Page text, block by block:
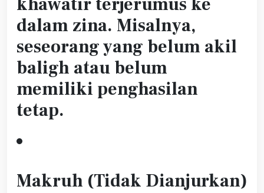
dalam zina. Misalnya,
seseorang yang belum akil
baligh atau belum
memiliki penghasilan
tetap.
Makruh (Tidak Dianjurkan)